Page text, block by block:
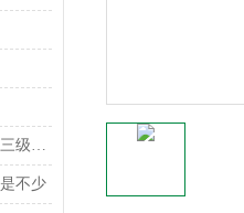
超短波电疗机的电子管是否能用三级管代替呢？怎么代替呢？
不少